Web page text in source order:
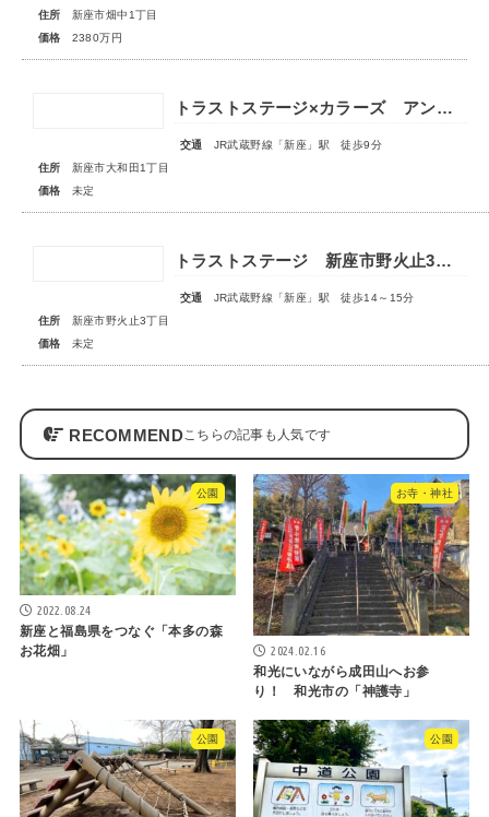
住所
新座市畑中1丁目
価格
2380万円
トラストステージ×カラーズ アンドプラス新座市大和田1丁目21期 全3棟 ◆販売予告◆
交通
JR武蔵野線「新座」駅 徒歩9分
住所
新座市大和田1丁目
価格
未定
トラストステージ 新座市野火止3丁目55期 全15区画■第一期分譲 販売予告■
交通
JR武蔵野線「新座」駅 徒歩14～15分
住所
新座市野火止3丁目
価格
未定
RECOMMEND
公園
2022.08.24
新座と福島県をつなぐ「本多の森
お花畑」
お寺・神社
2024.02.16
和光にいながら成田山へお参
り！ 和光市の「神護寺」
公園 公園